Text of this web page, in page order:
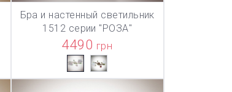
ТОВАР ДОБАВЛЕН В КОРЗИНУ
В КОРЗИНУ
Бра и настенный светильник
1512 серии "РОЗА"
4490 грн